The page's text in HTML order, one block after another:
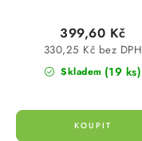
Skladem (19 ks)
330,25 Kč bez DPH
399,60 Kč